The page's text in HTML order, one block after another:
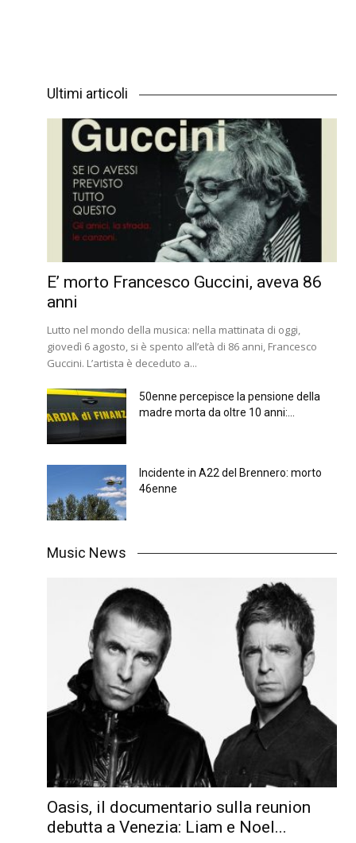
Ultimi articoli
E’ morto Francesco Guccini, aveva 86
anni
Lutto nel mondo della musica: nella mattinata di oggi,
giovedì 6 agosto, si è spento all’età di 86 anni, Francesco
Guccini. L’artista è deceduto a...
50enne percepisce la pensione della
madre morta da oltre 10 anni:...
Incidente in A22 del Brennero: morto
46enne
Music News
Oasis, il documentario sulla reunion
debutta a Venezia: Liam e Noel...